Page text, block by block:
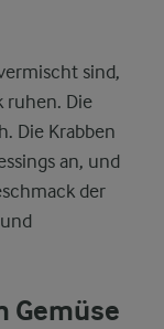
sind,
ruhen. Die
Die Krabben
an, und
der
Gemüse